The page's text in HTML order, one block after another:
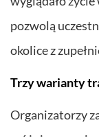
pozwolą
okolice z
Trzy warianty
Organizatorzy